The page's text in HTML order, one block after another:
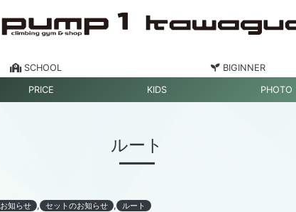
SCHOOL BIGINNER
PRICE KIDS PHOTO
ルート
お知らせ , セットのお知らせ , ルート